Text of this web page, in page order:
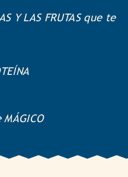
Y LAS FRUTAS que te